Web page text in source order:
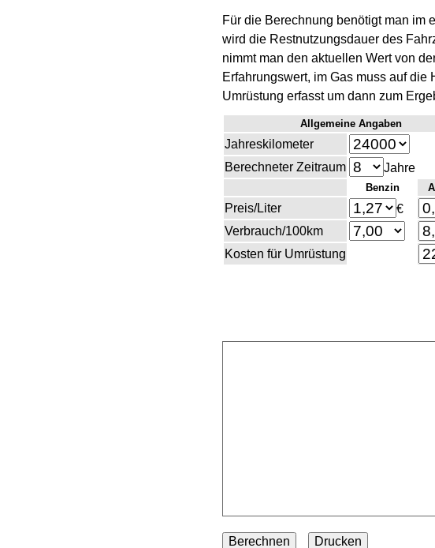
Für die Berechnung benötigt man im
wird die Restnutzungsdauer des
nimmt man den aktuellen Wert von
Erfahrungswert, im Gas muss auf
Umrüstung erfasst um dann zum
Allgemeine Angaben
Jahreskilometer
Berechneter Zeitraum
Jahre
Benzin
Preis/Liter €
Verbrauch/100km
Kosten für Umrüstung